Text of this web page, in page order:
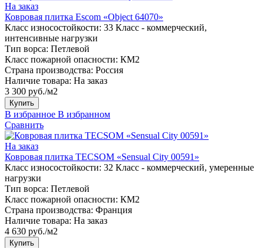
На заказ
Ковровая плитка Escom «Object 64070»
Класс износостойкости: 33 Класс - коммерческий,
интенсивные нагрузки
Тип ворса: Петлевой
Класс пожарной опасности: КМ2
Страна производства: Россия
Наличие товара: На заказ
3 300 руб./м2
Купить
В избранное В избранном
Сравнить
На заказ
Ковровая плитка TECSOM «Sensual City 00591»
Класс износостойкости: 32 Класс - коммерческий, умеренные
нагрузки
Тип ворса: Петлевой
Класс пожарной опасности: КМ2
Страна производства: Франция
Наличие товара: На заказ
4 630 руб./м2
Купить